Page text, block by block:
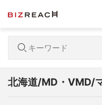
北海道/MD・VMD/